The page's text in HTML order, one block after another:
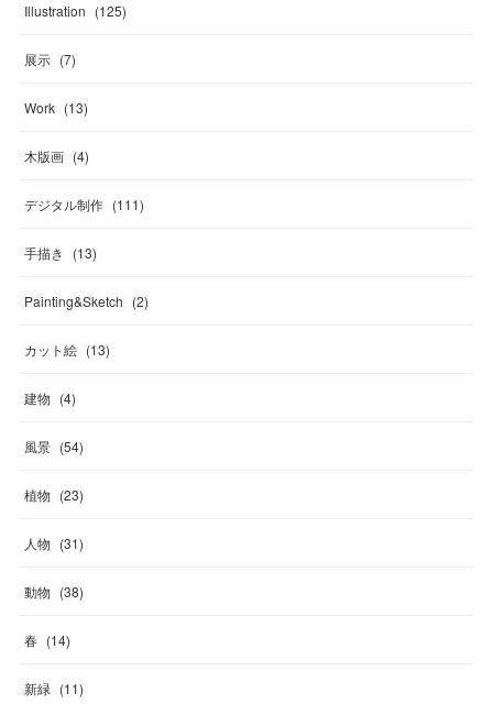
Illustration (125)
展示 (7)
Work (13)
木版画 (4)
デジタル制作 (111)
手描き (13)
Painting&Sketch (2)
カット絵 (13)
建物 (4)
風景 (54)
植物 (23)
人物 (31)
動物 (38)
春 (14)
新緑 (11)